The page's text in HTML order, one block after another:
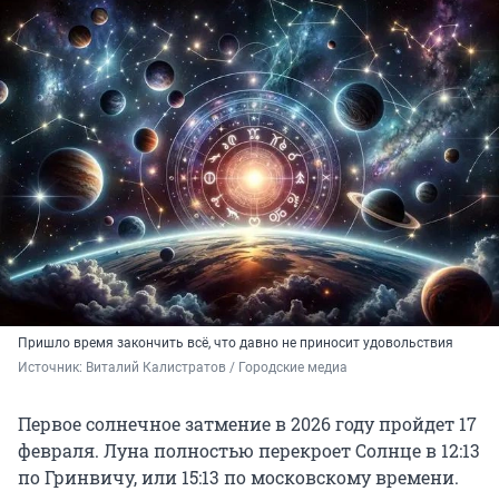
Пришло время закончить всё, что давно не приносит удовольствия
Источник: Виталий Калистратов / Городские медиа
Первое солнечное затмение в 2026 году пройдет 17
февраля. Луна полностью перекроет Солнце в 12:13
по Гринвичу, или 15:13 по московскому времени.